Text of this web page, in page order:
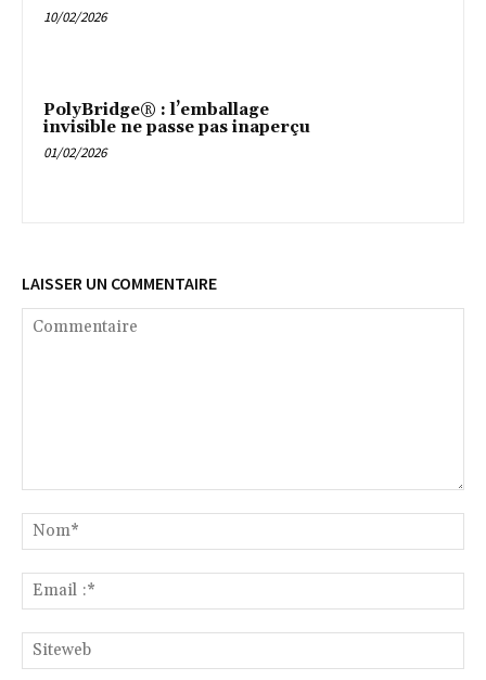
10/02/2026
PolyBridge® : l’emballage
invisible ne passe pas inaperçu
01/02/2026
LAISSER UN COMMENTAIRE
:*